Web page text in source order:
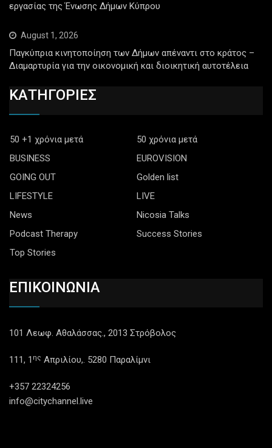
εργασίας της Ένωσης Δήμων Κύπρου
August 1, 2026
Παγκύπρια κινητοποίηση των Δήμων απέναντι στο κράτος –
Διαμαρτυρία για την οικονομική και διοικητική αυτοτέλεια
ΚΑΤΗΓΟΡΙΕΣ
50 +1 χρόνια μετά
50 χρόνια μετά
BUSINESS
EUROVISION
GOING OUT
Golden list
LIFESTYLE
LIVE
News
Nicosia Talks
Podcast Therapy
Success Stories
Top Stories
ΕΠΙΚΟΙΝΩΝΙΑ
101 Λεωφ. Αθαλάσσας., 2013 Στρόβολος
111, 1 ης Απριλίου,. 5280 Παραλίμνι
+357 22324256
info@citychannel.live